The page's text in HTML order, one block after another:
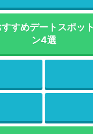
すめデートスポッ
ン4選